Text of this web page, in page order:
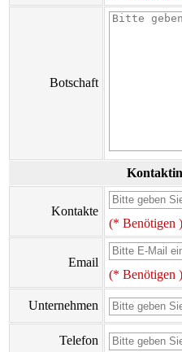
Botschaft
Kontakte
(* Benötigen )
Email
(* Benötigen )
Unternehmen
Telefon